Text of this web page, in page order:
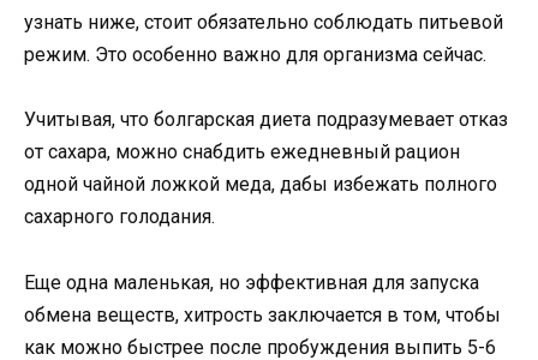
узнать ниже, стоит обязательно соблюдать питьевой
режим. Это особенно важно для организма сейчас.
Учитывая, что болгарская диета подразумевает отказ
от сахара, можно снабдить ежедневный рацион
одной чайной ложкой меда, дабы избежать полного
сахарного голодания.
Еще одна маленькая, но эффективная для запуска
обмена веществ, хитрость заключается в том, чтобы
как можно быстрее после пробуждения выпить 5-6